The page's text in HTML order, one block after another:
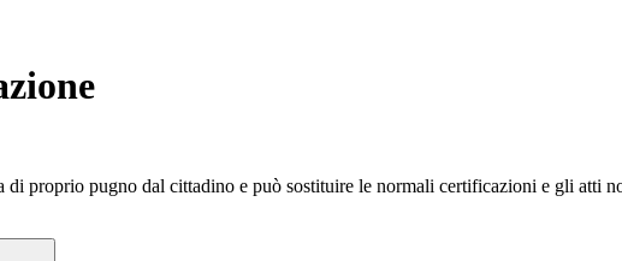
di proprio pugno dal cittadino e può sostituire le normali certificazioni e gli atti